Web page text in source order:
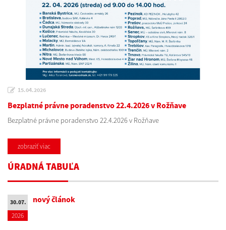
15.04.2026
Bezplatné právne poradenstvo 22.4.2026 v Rožňave
Bezplatné právne poradenstvo 22.4.2026 v Rožňave
zobraziť viac
ÚRADNÁ TABUĽA
30.07.
2026
nový článok